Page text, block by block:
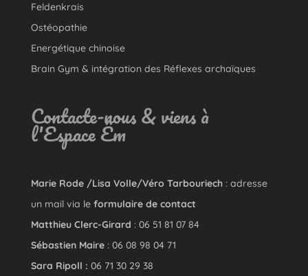
Feldenkrais
Ostéopathie
Energétique chinoise
Brain Gym & intégration des Réflexes archaïques
Contacte-nous & viens à
l'Espace Êm
Marie Rode /Lisa Volle/Véro Tarbouriech: adresse
un mail via le formulaire de contact
Matthieu Clerc-Girard : 06 51 81 07 84
Sébastien Maire: 06 08 98 04 71
Sara Ripoll : 06 71 30 29 38